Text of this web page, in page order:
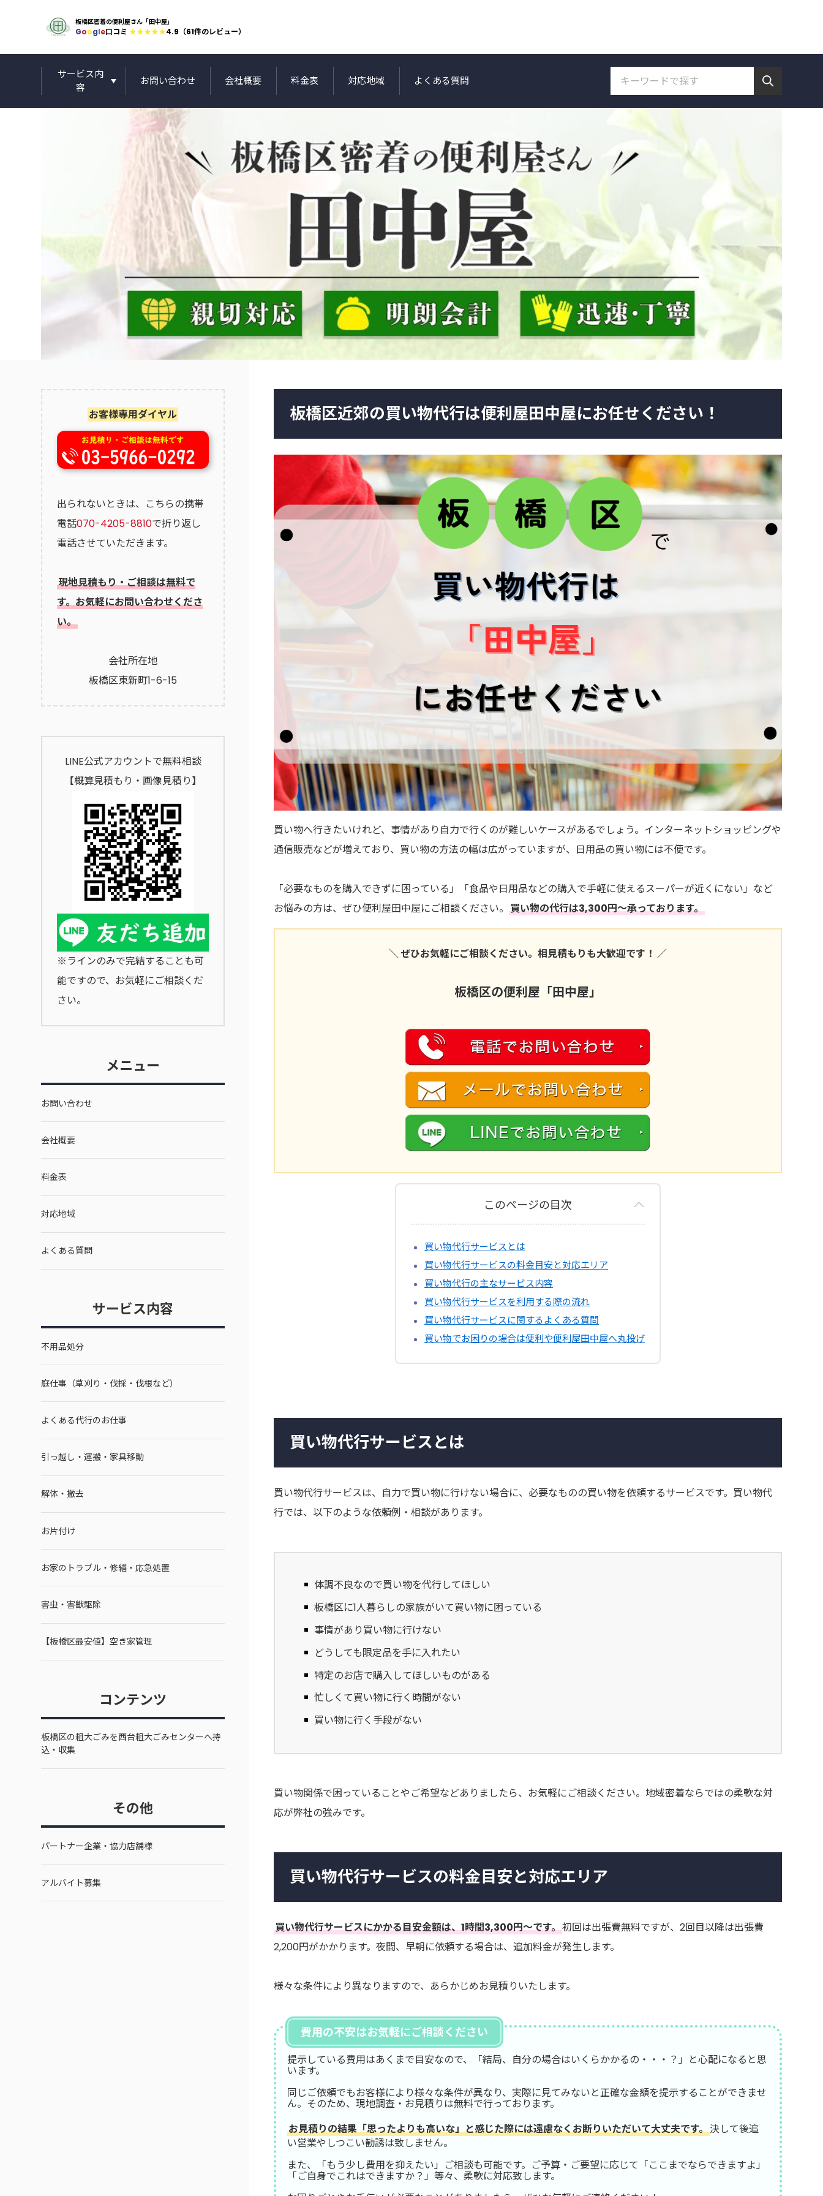
板橋区密着の便利屋さん「田中屋」
Google口コミ★★★★★4.9（61件のレビュー）
サービス内
容
お問い合わせ 会社概要 料金表 対応地域 よくある質問
板橋区近郊の買い物代行は便利屋田中屋にお任せください！
買い物へ行きたいけれど、事情があり自力で行くのが難しいケースがあるでしょう。インターネットショッピングや
通信販売などが増えており、買い物の方法の幅は広がっていますが、日用品の買い物には不便です。
「必要なものを購入できずに困っている」「食品や日用品などの購入で手軽に使えるスーパーが近くにない」など
お悩みの方は、ぜひ便利屋田中屋にご相談ください。買い物の代行は3,300円～承っております。
＼ ぜひお気軽にご相談ください。相見積もりも大歓迎です！ ／
板橋区の便利屋「田中屋」
このページの目次
買い物代行サービスとは
買い物代行サービスの料金目安と対応エリア
買い物代行の主なサービス内容
買い物代行サービスを利用する際の流れ
買い物代行サービスに関するよくある質問
買い物でお困りの場合は便利や便利屋田中屋へ丸投げ
買い物代行サービスとは
買い物代行サービスは、自力で買い物に行けない場合に、必要なものの買い物を依頼するサービスです。買い物代
行では、以下のような依頼例・相談があります。
体調不良なので買い物を代行してほしい
板橋区に1人暮らしの家族がいて買い物に困っている
事情があり買い物に行けない
どうしても限定品を手に入れたい
特定のお店で購入してほしいものがある
忙しくて買い物に行く時間がない
買い物に行く手段がない
買い物関係で困っていることやご希望などありましたら、お気軽にご相談ください。地域密着ならではの柔軟な対
応が弊社の強みです。
買い物代行サービスの料金目安と対応エリア
買い物代行サービスにかかる目安金額は、1時間3,300円～です。初回は出張費無料ですが、2回目以降は出張費
2,200円がかかります。夜間、早朝に依頼する場合は、追加料金が発生します。
様々な条件により異なりますので、あらかじめお見積りいたします。
費用の不安はお気軽にご相談ください
提示している費用はあくまで目安なので、「結局、自分の場合はいくらかかるの・・・？」と心配になると思
います。
同じご依頼でもお客様により様々な条件が異なり、実際に見てみないと正確な金額を提示することができませ
ん。そのため、現地調査・お見積りは無料で行っております。
お見積りの結果「思ったよりも高いな」と感じた際には遠慮なくお断りいただいて大丈夫です。決して後追
い営業やしつこい勧誘は致しません。
また、「もう少し費用を抑えたい」ご相談も可能です。ご予算・ご要望に応じて「ここまでならできますよ」
「ご自身でこれはできますか？」等々、柔軟に対応致します。
お客様専用ダイヤル
出られないときは、こちらの携帯
電話070-4205-8810で折り返し
電話させていただきます。
現地見積もり・ご相談は無料で
す。お気軽にお問い合わせくださ
い。
会社所在地
板橋区東新町1-6-15
LINE公式アカウントで無料相談
【概算見積もり・画像見積り】
※ラインのみで完結することも可
能ですので、お気軽にご相談くだ
さい。
メニュー
お問い合わせ
会社概要
料金表
対応地域
よくある質問
サービス内容
不用品処分
庭仕事（草刈り・伐採・伐根など）
よくある代行のお仕事
引っ越し・運搬・家具移動
解体・撤去
お片付け
お家のトラブル・修繕・応急処置
害虫・害獣駆除
【板橋区最安値】空き家管理
コンテンツ
板橋区の粗大ごみを西台粗大ごみセンターへ持
込・収集
その他
パートナー企業・協力店舗様
アルバイト募集